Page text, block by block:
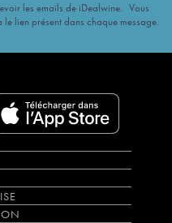
les emails de iDealwine. Vous
lien présent dans chaque message.